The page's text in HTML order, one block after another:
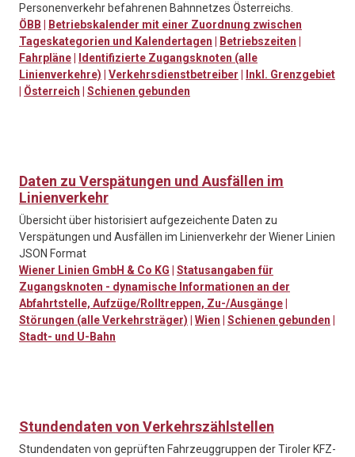
Personenverkehr befahrenen Bahnnetzes Österreichs.
ÖBB
Betriebskalender mit einer Zuordnung zwischen
Tageskategorien und Kalendertagen
Betriebszeiten
Fahrpläne
Identifizierte Zugangsknoten (alle
Linienverkehre)
Verkehrsdienstbetreiber
Inkl. Grenzgebiet
Österreich Schienen gebunden
Daten zu Verspätungen und Ausfällen im
Linienverkehr
Übersicht über historisiert aufgezeichente Daten zu
Verspätungen und Ausfällen im Linienverkehr der Wiener Linien
JSON Format
Wiener Linien GmbH & Co KG
Statusangaben für
Zugangsknoten - dynamische Informationen an der
Abfahrtstelle, Aufzüge/Rolltreppen, Zu-/Ausgänge
Störungen (alle Verkehrsträger)
Wien Schienen gebunden
Stadt- und U-Bahn
Stundendaten von Verkehrszählstellen
Stundendaten von geprüften Fahrzeuggruppen der Tiroler KFZ-